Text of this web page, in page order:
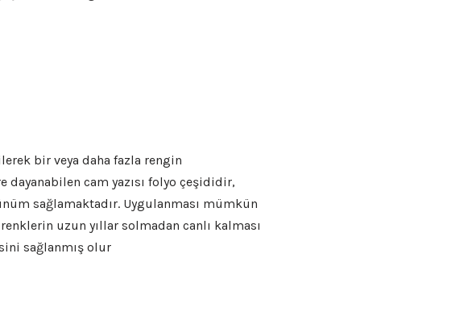
bir veya daha fazla rengin
dayanabilen cam yazısı folyo çeşididir,
sağlamaktadır. Uygulanması mümkün
uzun yıllar solmadan canlı kalması
sağlanmış olur